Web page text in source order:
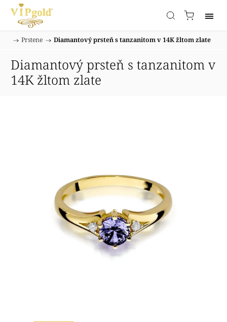
/ Prstene / Diamantový prsteň s tanzanitom v 14K žltom zlate
Diamantový prsteň s tanzanitom v
14K žltom zlate